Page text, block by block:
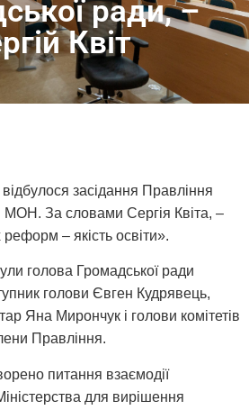
ради, –
Квіт
засідання Правління
МОН. За словами Сергія Квіта, –
– якість освіти».
голова Громадської ради
голови Євген Кудрявець,
Яна Мирончук і голови комітетів
Правління.
питання взаємодії
для вирішення